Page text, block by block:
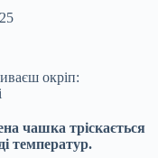
окріп:
чашка тріскається
температур.